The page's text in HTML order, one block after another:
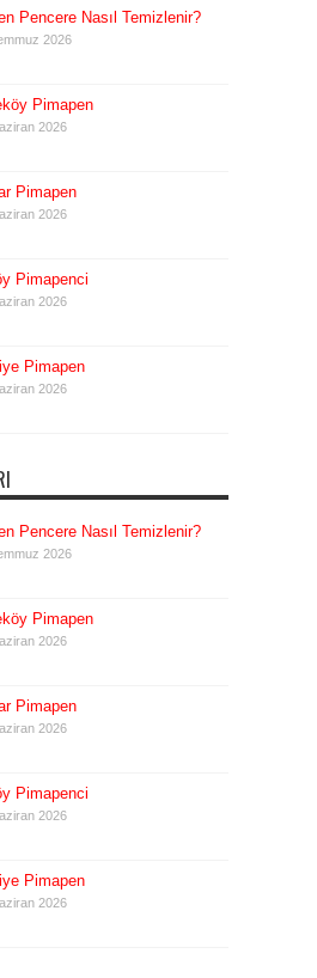
Pencere Nasıl Temizlenir?
2026
Pimapen
2026
Pimapen
2026
Pimapenci
2026
Pimapen
2026
Pencere Nasıl Temizlenir?
2026
Pimapen
2026
Pimapen
2026
Pimapenci
2026
Pimapen
2026